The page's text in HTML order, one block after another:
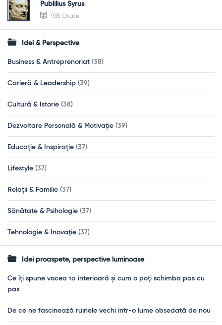
Publilius Syrus
935 Citate
Idei & Perspective
Business & Antreprenoriat (38)
Carieră & Leadership (39)
Cultură & Istorie (38)
Dezvoltare Personală & Motivație (39)
Educație & Inspirație (37)
Lifestyle (37)
Relații & Familie (37)
Sănătate & Psihologie (37)
Tehnologie & Inovație (37)
Idei proaspete, perspective luminoase
Ce îți spune vocea ta interioară și cum o poți schimba pas cu
pas
De ce ne fascinează ruinele vechi într-o lume obsedată de nou